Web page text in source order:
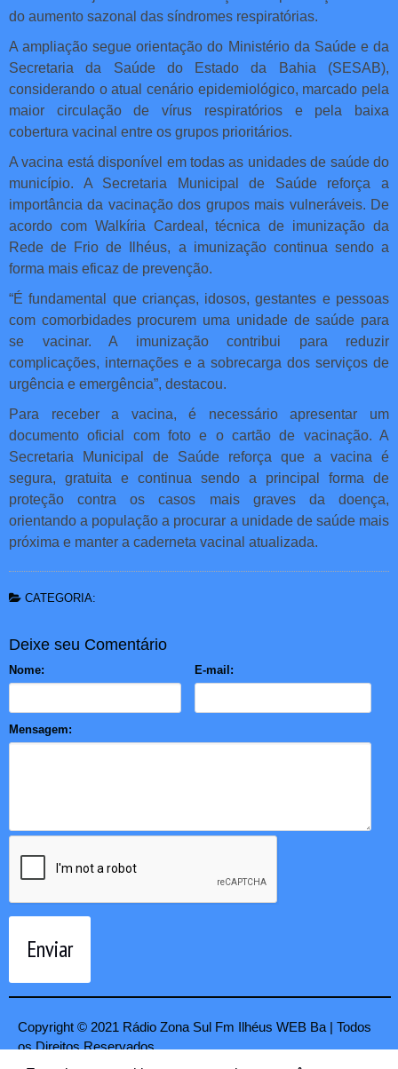
do aumento sazonal das síndromes respiratórias.
A ampliação segue orientação do Ministério da Saúde e da
Secretaria da Saúde do Estado da Bahia (SESAB),
considerando o atual cenário epidemiológico, marcado pela
maior circulação de vírus respiratórios e pela baixa
cobertura vacinal entre os grupos prioritários.
A vacina está disponível em todas as unidades de saúde do
município. A Secretaria Municipal de Saúde reforça a
importância da vacinação dos grupos mais vulneráveis. De
acordo com Walkíria Cardeal, técnica de imunização da
Rede de Frio de Ilhéus, a imunização continua sendo a
forma mais eficaz de prevenção.
“É fundamental que crianças, idosos, gestantes e pessoas
com comorbidades procurem uma unidade de saúde para
se vacinar. A imunização contribui para reduzir
complicações, internações e a sobrecarga dos serviços de
urgência e emergência”, destacou.
Para receber a vacina, é necessário apresentar um
documento oficial com foto e o cartão de vacinação. A
Secretaria Municipal de Saúde reforça que a vacina é
segura, gratuita e continua sendo a principal forma de
proteção contra os casos mais graves da doença,
orientando a população a procurar a unidade de saúde mais
próxima e manter a caderneta vacinal atualizada.
CATEGORIA:
Deixe seu Comentário
Nome: E-mail:
Mensagem:
Enviar
Copyright © 2021 Rádio Zona Sul Fm Ilhéus WEB Ba | Todos
os Direitos Reservados